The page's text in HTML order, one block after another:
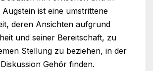
Augstein ist eine umstrittene
deren Ansichten aufgrund
und seiner Bereitschaft, zu
Stellung zu beziehen, in der
Gehör finden.